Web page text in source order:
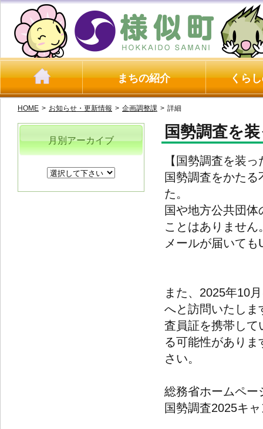
まちの紹介 くら
HOME > お知らせ・更新情報 > 企画調整課 > 詳細
国勢調査を
【国勢調査を装
国勢調査をかた
た。
国や地方公共団
ことはありません
メールが届いて
また、2025年10
へと訪問いたしま
査員証を携帯して
る可能性があり
さい。
総務省ホームペー
国勢調査2025キ
月別アーカイブ